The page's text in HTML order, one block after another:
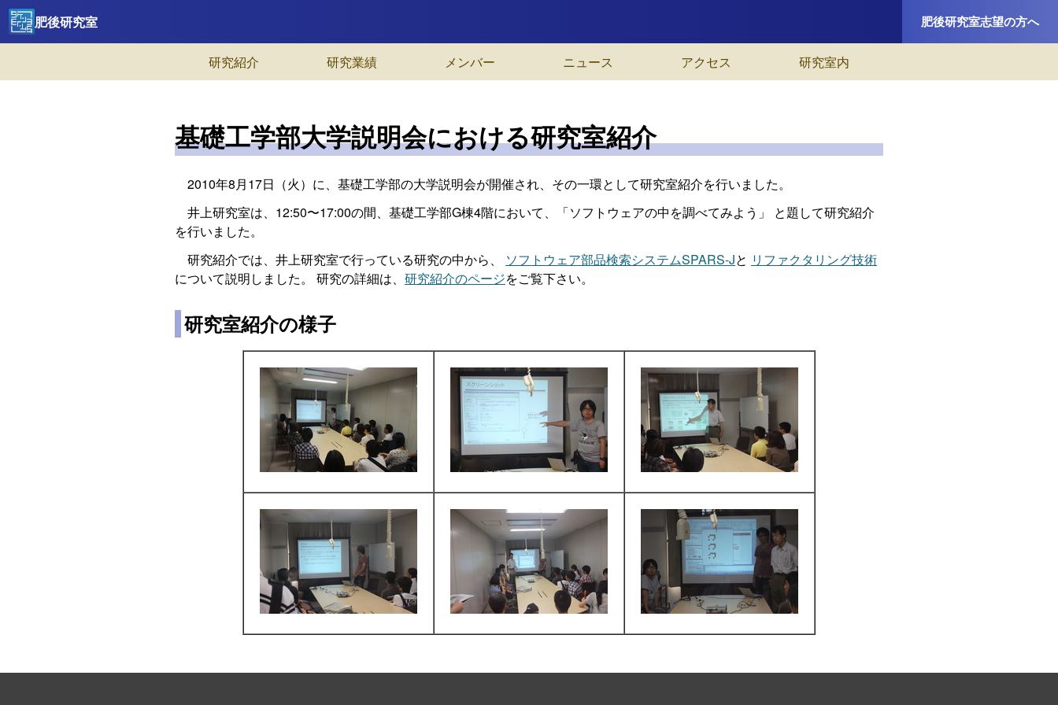
肥後研究室 肥後研究室志望の方へ
研究紹介 研究業績 メンバー ニュース アクセス 研究室内
基礎工学部大学説明会における研究室紹介
2010年8月17日（火）に、基礎工学部の大学説明会が開催され、その一環として研究室紹介を行いました。
井上研究室は、12:50〜17:00の間、基礎工学部G棟4階において、「ソフトウェアの中を調べてみよう」 と題して研究紹介
を行いました。
研究紹介では、井上研究室で行っている研究の中から、 ソフトウェア部品検索システムSPARS-Jと リファクタリング技術
について説明しました。 研究の詳細は、 研究紹介のページをご覧下さい。
研究室紹介の様子